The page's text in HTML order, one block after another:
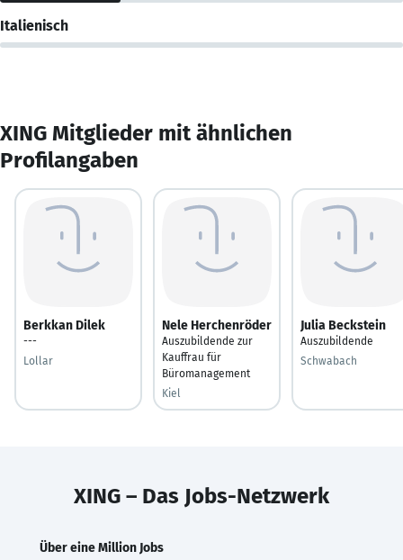
Italienisch
XING Mitglieder mit ähnlichen
Profilangaben
Berkkan Dilek
---
Lollar
Nele Herchenröder
Auszubildende zur
Kauffrau für
Büromanagement
Kiel
Julia Beckstein
Auszubildende
Schwabach
XING – Das Jobs-Netzwerk
Über eine Million Jobs